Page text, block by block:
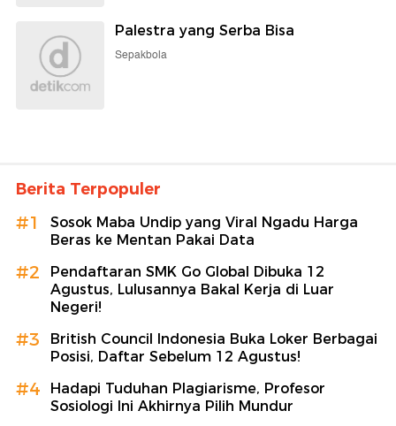
Palestra yang Serba Bisa
Sepakbola
Berita Terpopuler
#1
Sosok Maba Undip yang Viral Ngadu Harga
Beras ke Mentan Pakai Data
#2
Pendaftaran SMK Go Global Dibuka 12
Agustus, Lulusannya Bakal Kerja di Luar
Negeri!
#3
British Council Indonesia Buka Loker Berbagai
Posisi, Daftar Sebelum 12 Agustus!
#4
Hadapi Tuduhan Plagiarisme, Profesor
Sosiologi Ini Akhirnya Pilih Mundur